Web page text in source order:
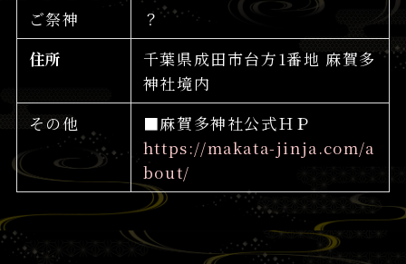
ご祭神
？
住所
千葉県成田市台方1番地 麻賀多
神社境内
その他
■麻賀多神社公式ＨＰ
https://makata-jinja.com/a
bout/